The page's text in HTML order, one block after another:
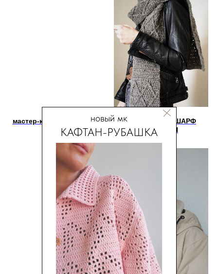
КАФТАН-РУБАШКА
новый мк
мастер-класс ТВИДОВЫЙ
ПЛАТОК
550 р.
мастер-класс ШАРФ
БОГЕМИЯ
550